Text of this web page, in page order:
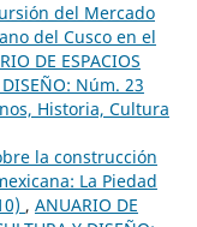
del Mercado
del Cusco en el
DE ESPACIOS
DISEÑO: Núm. 23
Historia, Cultura
la construcción
La Piedad
, ANUARIO DE